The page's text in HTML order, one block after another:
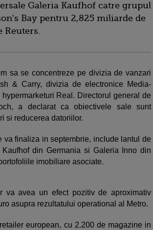
Galeria Kaufhof catre grupul
Bay pentru 2,825 miliarde de
Reuters.
sa se concentreze pe divizia de vanzari
& Carry, divizia de electronice Media-
Real. Directorul general de
a declarat ca obiectivele sale sunt
si reducerea datoriilor.
va finaliza in septembrie, include lantul de
din Germania si Galeria Inno din
imobiliare asociate.
va avea un efect pozitiv de aproximativ
asupra rezultatului operational al Metro.
european, cu 2.200 de magazine in